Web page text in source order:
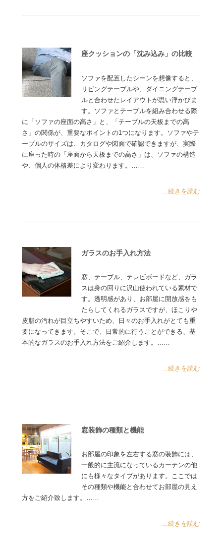
座クッションの「沈み込み」の比較
ソファを配置したシーンを想像すると、
リビングテーブルや、ダイニングテーブ
ルと合わせたレイアウトが思い浮かびま
す。ソファとテーブルを組み合わせる際
に「ソファの座面の高さ」と、「テーブルの天板までの高
さ」の関係が、重要なポイントの1つになります。ソファやテ
ーブルのサイズは、カタログや図面で確認できますが、実際
に座った時の「座面から天板までの高さ」は、ソファの構造
や、個人の体格差により変わります。……
...続きを読む
ガラスのお手入れ方法
窓、テーブル、テレビボードなど、ガラ
スは身の回りに沢山使われている素材で
す。透明感があり、お部屋に開放感をも
たらしてくれるガラスですが、ほこりや
皮脂の汚れが目立ちやすいため、日々のお手入れがとても重
要になってきます。そこで、日常的に行うことができる、基
本的なガラスのお手入れ方法をご紹介します。……
...続きを読む
窓装飾の種類と機能
お部屋の印象を左右する窓の装飾には、
一般的に主流になっているカーテンの他
にも様々なタイプがあります。ここでは
その種類や機能と合わせてお部屋の見え
方をご紹介致します。……
...続きを読む